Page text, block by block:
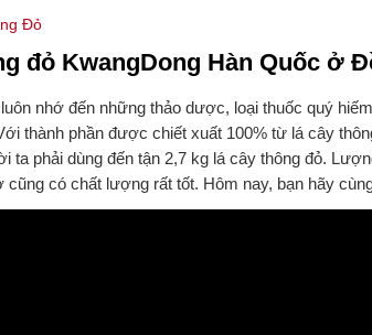
Đỏ
đỏ KwangDong Hàn Quốc ở
nhớ đến những thảo dược, loại thuốc quý
thành phần được chiết xuất 100% từ lá cây
ta phải dùng đến tận 2,7 kg lá cây thông đỏ.
có chất lượng rất tốt. Hôm nay, bạn hãy